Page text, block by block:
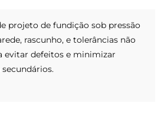
projeto de fundição sob pressão
rascunho, e tolerâncias não
evitar defeitos e minimizar